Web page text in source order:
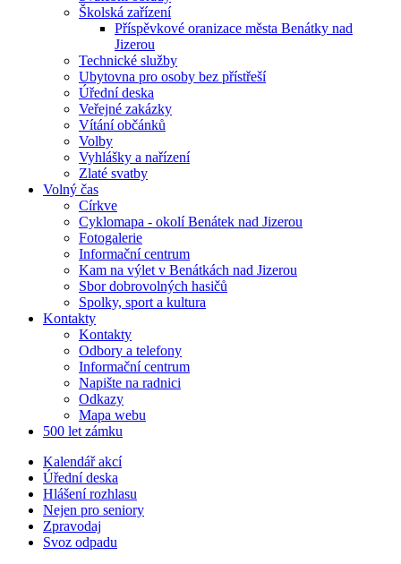
Školská zařízení
Příspěvkové oranizace města Benátky nad
Jizerou
Technické služby
Ubytovna pro osoby bez přístřeší
Úřední deska
Veřejné zakázky
Vítání občánků
Volby
Vyhlášky a nařízení
Zlaté svatby
Volný čas
Církve
Cyklomapa - okolí Benátek nad Jizerou
Fotogalerie
Informační centrum
Kam na výlet v Benátkách nad Jizerou
Sbor dobrovolných hasičů
Spolky, sport a kultura
Kontakty
Kontakty
Odbory a telefony
Informační centrum
Napište na radnici
Odkazy
Mapa webu
500 let zámku
Kalendář akcí
Úřední deska
Hlášení rozhlasu
Nejen pro seniory
Zpravodaj
Svoz odpadu